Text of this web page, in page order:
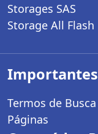
Storages SAS
Storage All Flash
Importantes
Termos de Busca
Páginas